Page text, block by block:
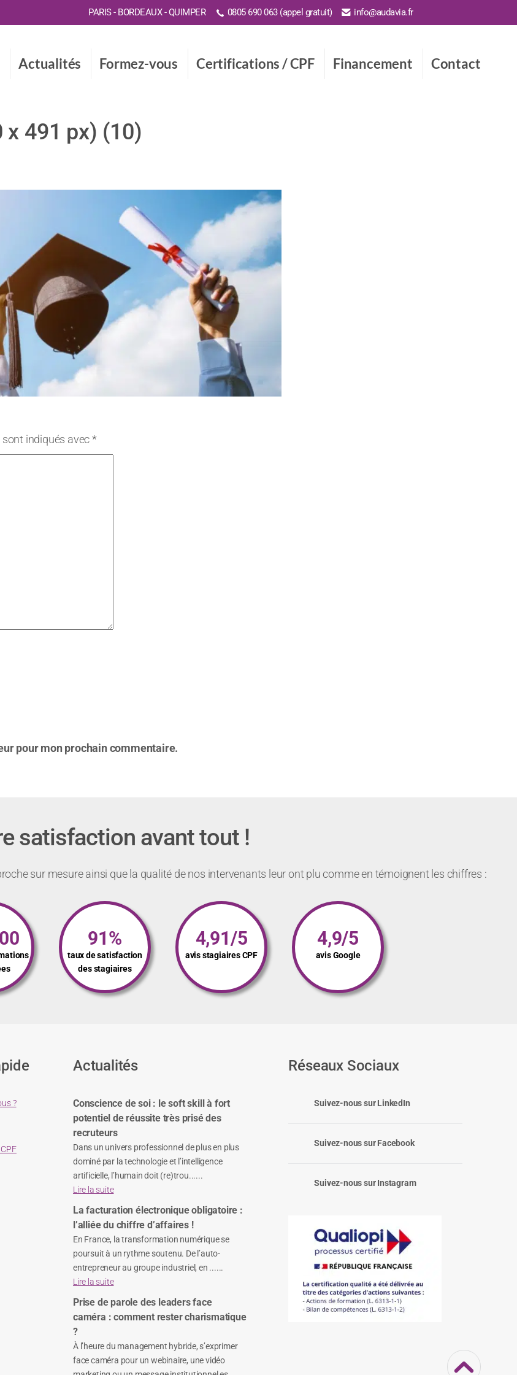
PARIS - BORDEAUX - QUIMPER 0805 690 063 (appel gratuit) info@audavia.fr
Actualités Formez-vous Certifications / CPF Financement Contact
491 px) (10)
indiqués avec*
pour mon prochain commentaire.
satisfaction avant tout !
sur mesure ainsi que la qualité de nos intervenants leur ont plu comme en témoignent les chiffres :
91%
taux de satisfaction
des stagiaires
4,91/5
avis stagiaires CPF
4,9/5
avis Google
?
Actualités
Conscience de soi : le soft skill à fort
potentiel de réussite très prisé des
recruteurs
Dans un univers professionnel de plus en plus
dominé par la technologie et l’intelligence
artificielle, l’humain doit (re)trou......
Lire la suite
La facturation électronique obligatoire :
l’alliée du chiffre d’affaires !
En France, la transformation numérique se
poursuit à un rythme soutenu. De l’auto-
entrepreneur au groupe industriel, en ......
Lire la suite
Prise de parole des leaders face
caméra : comment rester charismatique
?
À l’heure du management hybride, s’exprimer
face caméra pour un webinaire, une vidéo
Réseaux Sociaux
Suivez-nous sur LinkedIn
Suivez-nous sur Facebook
Suivez-nous sur Instagram